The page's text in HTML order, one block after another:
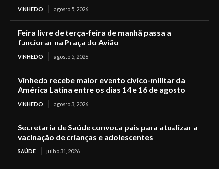
VINHEDO agosto 5, 2026
Feira livre de terça-feira de manhã passa a
funcionar na Praça do Avião
VINHEDO agosto 5, 2026
Vinhedo recebe maior evento cívico-militar da
América Latina entre os dias 14 e 16 de agosto
VINHEDO agosto 3, 2026
Secretaria de Saúde convoca pais para atualizar a
vacinação de crianças e adolescentes
SAÚDE julho 31, 2026